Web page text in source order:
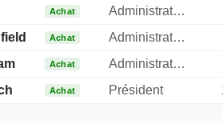
Achat
Administrateur
Achat
Administrateur
Achat
Administrateur
Achat Président